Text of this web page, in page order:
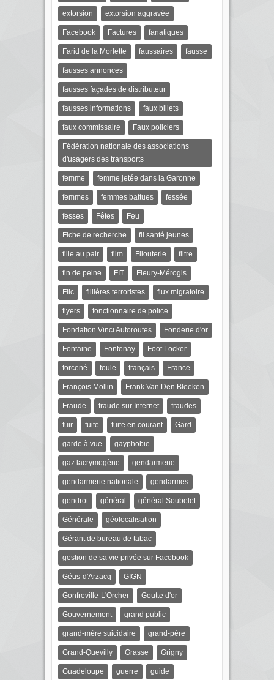
extorsion extorsion aggravée
Facebook Factures fanatiques
Farid de la Morlette faussaires fausse
fausses annonces
fausses façades de distributeur
fausses informations faux billets
faux commissaire Faux policiers
Fédération nationale des associations
d'usagers des transports
femme femme jetée dans la Garonne
femmes femmes battues fessée
fesses Fêtes Feu
Fiche de recherche fil santé jeunes
fille au pair film Filouterie filtre
fin de peine FIT Fleury-Mérogis
Flic flilières terroristes flux migratoire
flyers fonctionnaire de police
Fondation Vinci Autoroutes Fonderie d'or
Fontaine Fontenay Foot Locker
forcené foule français France
François Mollin Frank Van Den Bleeken
Fraude fraude sur Internet fraudes
fuir fuite fuite en courant Gard
garde à vue gayphobie
gaz lacrymogène gendarmerie
gendarmerie nationale gendarmes
gendrot général général Soubelet
Générale géolocalisation
Gérant de bureau de tabac
gestion de sa vie privée sur Facebook
Géus-d'Arzacq GIGN
Gonfreville-L'Orcher Goutte d'or
Gouvernement grand public
grand-mère suicidaire grand-père
Grand-Quevilly Grasse Grigny
Guadeloupe guerre guide